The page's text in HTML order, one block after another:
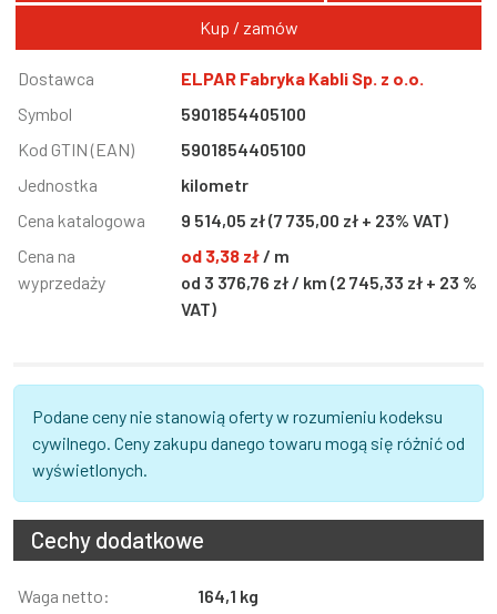
Kup / zamów
Informacja
Wartość
Dostawca
ELPAR Fabryka Kabli Sp. z o.o.
Symbol
5901854405100
Kod GTIN (EAN)
5901854405100
Jednostka
kilometr
Cena katalogowa
9 514,05 zł (7 735,00 zł + 23% VAT)
Cena na
wyprzedaży
od 3,38 zł / m
od 3 376,76 zł / km (2 745,33 zł + 23 %
VAT)
Podane ceny nie stanowią oferty w rozumieniu kodeksu
cywilnego. Ceny zakupu danego towaru mogą się różnić od
wyświetlonych.
Cechy dodatkowe
Informacja
Wartość
Waga netto:
164,1 kg